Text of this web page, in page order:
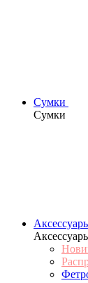
Сумки
Сумки